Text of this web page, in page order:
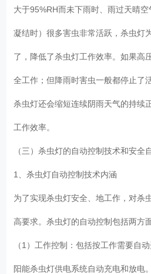
大于95%RH而未下雨时、雨过天晴
凝结时）很多害虫非常活跃，杀虫灯
了，降低了杀虫灯工作效率。如果高
全工作；但降雨时害虫一般都停止了
杀虫灯还会缩短连续阴雨天气的持续
工作效率。
（三）杀虫灯的自动控制技术和安全
1、杀虫灯自动控制技术内涵
为了实现杀虫灯安全、地工作，对杀
高要求。杀虫灯的自动控制包括两方
（1）工作控制：包括按工作需要自
阳能杀虫灯供电系统自动充电和放电